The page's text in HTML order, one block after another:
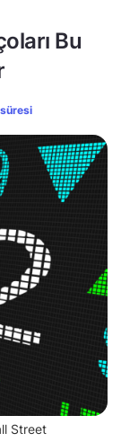
Bu
Street